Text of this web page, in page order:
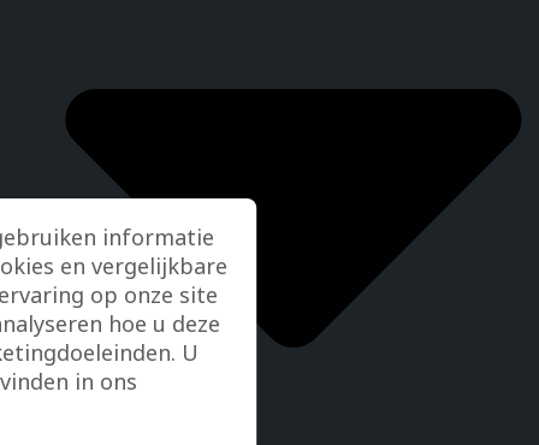
informatie
en vergelijkbare
op onze site
hoe u deze
U
in ons